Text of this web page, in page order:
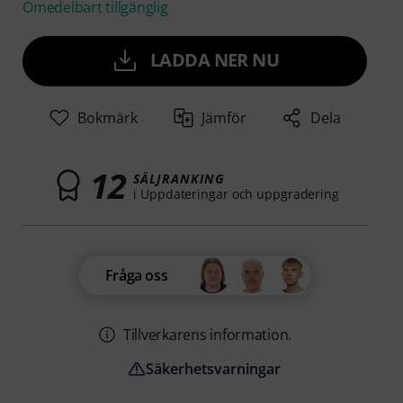
Omedelbart tillgänglig
LADDA NER NU
Bokmärk Jämför Dela
12 SÄLJRANKING
i Uppdateringar och uppgradering
Fråga oss
Tillverkarens information.
Säkerhetsvarningar